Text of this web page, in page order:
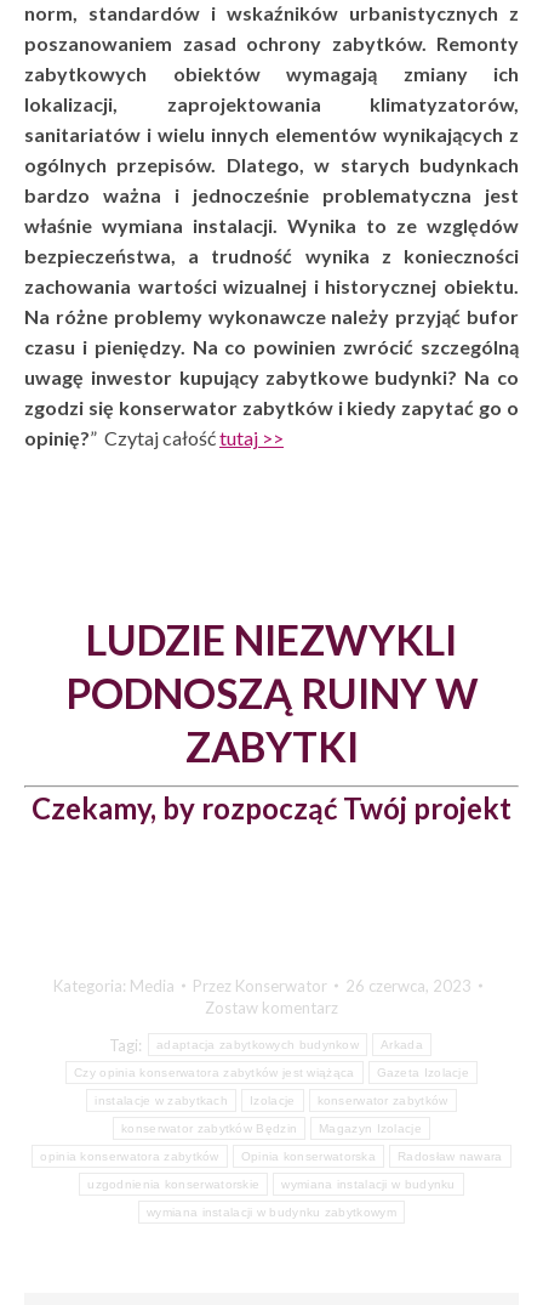
norm, standardów i wskaźników urbanistycznych z
poszanowaniem zasad ochrony zabytków. Remonty
zabytkowych obiektów wymagają zmiany ich
lokalizacji, zaprojektowania klimatyzatorów,
sanitariatów i wielu innych elementów wynikających z
ogólnych przepisów. Dlatego, w starych budynkach
bardzo ważna i jednocześnie problematyczna jest
właśnie wymiana instalacji. Wynika to ze względów
bezpieczeństwa, a trudność wynika z konieczności
zachowania wartości wizualnej i historycznej obiektu.
Na różne problemy wykonawcze należy przyjąć bufor
czasu i pieniędzy. Na co powinien zwrócić szczególną
uwagę inwestor kupujący zabytkowe budynki? Na co
zgodzi się konserwator zabytków i kiedy zapytać go o
opinię?” Czytaj całośćtutaj >>
LUDZIE NIEZWYKLI
PODNOSZĄ RUINY W
ZABYTKI
Czekamy, by rozpocząć Twój projekt
Kategoria: Media Przez Konserwator
26 czerwca, 2023
Zostaw komentarz
Tagi:
adaptacja zabytkowych budynkow Arkada
Czy opinia konserwatora zabytków jest wiążąca Gazeta Izolacje
instalacje w zabytkach Izolacje konserwator zabytków
konserwator zabytków Będzin Magazyn Izolacje
opinia konserwatora zabytków Opinia konserwatorska Radosław nawara
uzgodnienia konserwatorskie wymiana instalacji w budynku
wymiana instalacji w budynku zabytkowym